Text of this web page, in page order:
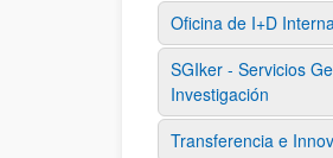
Oficina de I+D
SGIker - Servicios
Investigación
Transferencia e